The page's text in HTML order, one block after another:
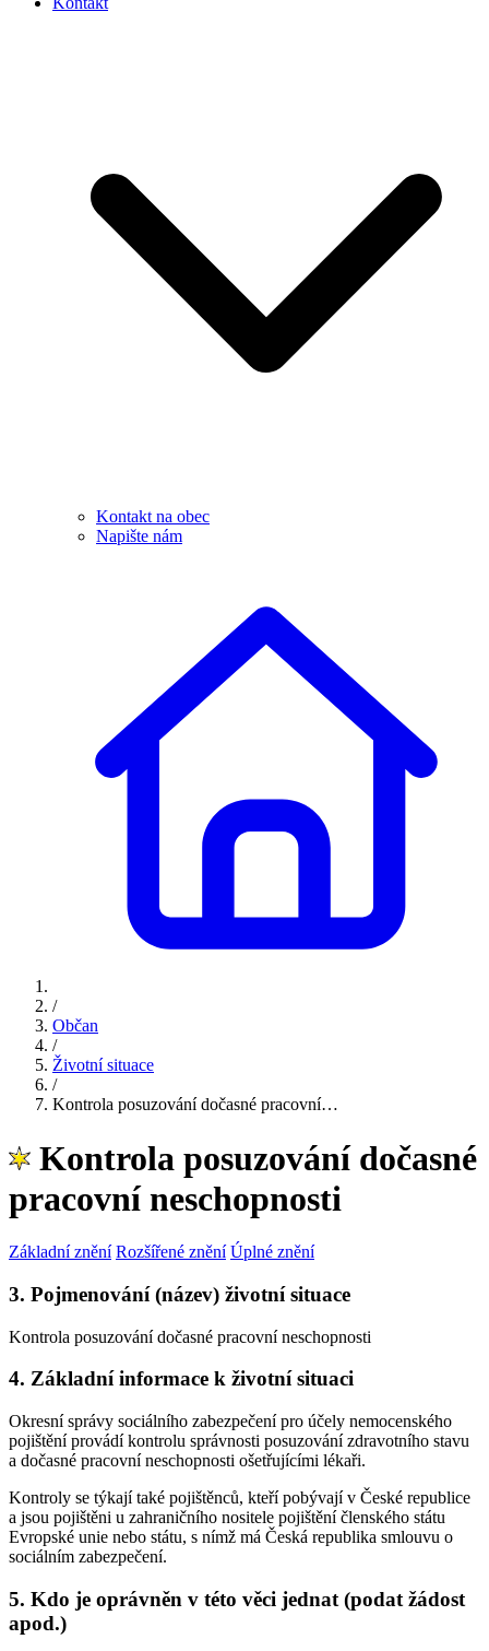
Kontakt na obec
Napište nám
/
Občan
/
Životní situace
/
Kontrola posuzování dočasné pracovní…
Kontrola posuzování dočasné
pracovní neschopnosti
Základní znění Rozšířené znění Úplné znění
3. Pojmenování (název) životní situace
Kontrola posuzování dočasné pracovní neschopnosti
4. Základní informace k životní situaci
Okresní správy sociálního zabezpečení pro účely nemocenského
pojištění provádí kontrolu správnosti posuzování zdravotního stavu
a dočasné pracovní neschopnosti ošetřujícími lékaři.
Kontroly se týkají také pojištěnců, kteří pobývají v České republice
a jsou pojištěni u zahraničního nositele pojištění členského státu
Evropské unie nebo státu, s nímž má Česká republika smlouvu o
sociálním zabezpečení.
5. Kdo je oprávněn v této věci jednat (podat žádost
apod.)